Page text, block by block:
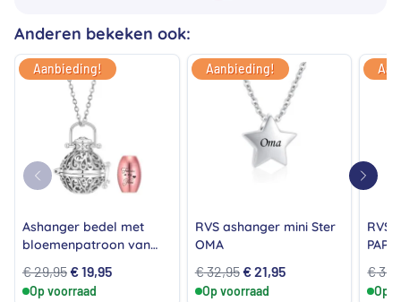
Anderen bekeken ook:
Aanbieding!
Ashanger bedel met
bloemenpatroon van
€29,95 Oorspronkelijke
prijs
€19,95Huidige
Op voorraad
Aanbieding!
RVS ashanger mini Ster
OMA
€32,95 Oorspronkelijke
prijs
€21,95Huidige
Op voorraad
RVS
PAPA
€
Op